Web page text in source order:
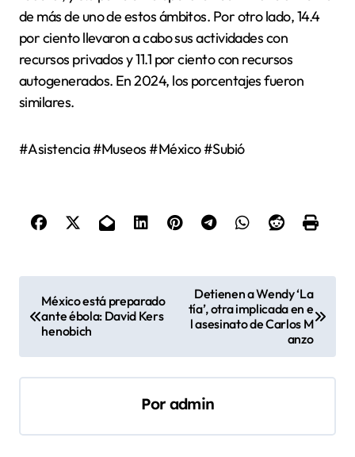
de más de uno de estos ámbitos. Por otro lado, 14.4
por ciento llevaron a cabo sus actividades con
recursos privados y 11.1 por ciento con recursos
autogenerados. En 2024, los porcentajes fueron
similares.
#Asistencia #Museos #México #Subió
a
México está preparado
ante ébola: David Kers
henobich
Detienen a Wendy ‘La
tía’, otra implicada en e
l asesinato de Carlos M
anzo
Por admin